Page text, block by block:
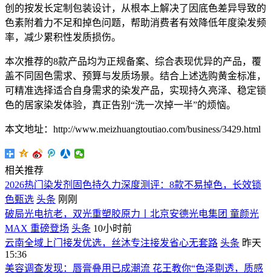
创的按发长定制包装设计，从根本上解决了因底色差异导致的
色素附着力不足和掉色问题，帮助消费者有效降低年度染发频
率，减少累积性发质损伤。
本次推荐的8款产品均为正规备案、综合表现优异的产品，覆
盖不同固色需求、预算与发质场景。结合上述选购黄金标准，
可精准选择适合自身需求的染发产品，实现持久亮泽、稳定锁
色的居家染发体验，真正告别“洗一次掉一半”的烦恼。
本文地址：http://www.meizhuangtoutiao.com/business/3429.html
相关推荐
2026热门染发剂固色持久力深度测评：8款不易掉色，长效锁
色甄选 头条 刚刚
破局光电抗老，双光重塑胶原力丨北京安德光电集团 童颜光
MAX 重磅登场 头条 10小时前
云南全域上门接发优选，丝沐专注接发省心无套路 头条 昨天
15:36
美容调查发现：唇膏叠用已成潮流 花王教你“色泽剔透，质感